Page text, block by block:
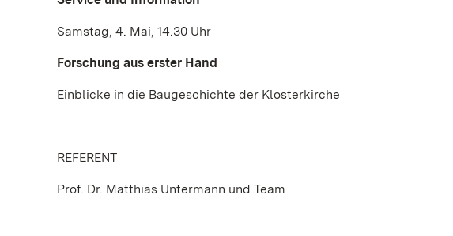
Samstag, 4. Mai, 14.30 Uhr
Forschung aus erster Hand
Einblicke in die Baugeschichte der Klosterkirche
REFERENT
Prof. Dr. Matthias Untermann und Team